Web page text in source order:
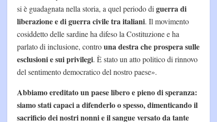
si è guadagnata nella storia, a quel periodo di guerra di
liberazione e di guerra civile tra italiani. Il movimento
cosiddetto delle sardine ha difeso la Costituzione e ha
parlato di inclusione, controuna destra che prospera sulle
esclusioni e sui privilegi. È stato un atto politico di rinnovo
del sentimento democratico del nostro paese».
Abbiamo ereditato un paese libero e pieno di speranza:
siamo stati capaci a difenderlo o spesso, dimenticando il
sacrificio dei nostri nonni e il sangue versato da tante